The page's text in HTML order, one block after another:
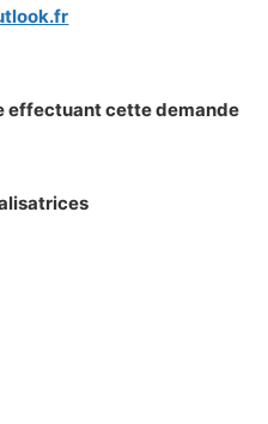
effectuant cette demande